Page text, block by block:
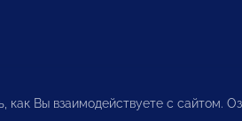
Вы взаимодействуете с сайтом.